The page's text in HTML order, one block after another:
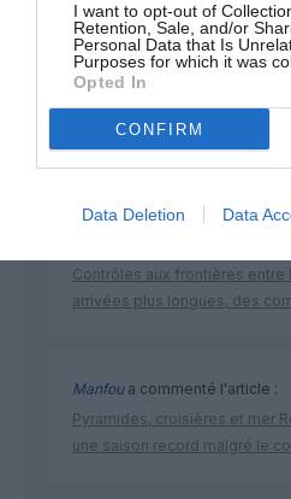
I want to opt-out of
Retention, Sale, and/or
Personal Data that Is
Purposes for which it was
Opted In
CONFIRM
Data Deletion Data
DERNIERS
Contrôles aux frontières entre
arrivées plus longues, des
Manfoua commenté l'article :
Pyramides, croisières et mer
une saison record malgré le